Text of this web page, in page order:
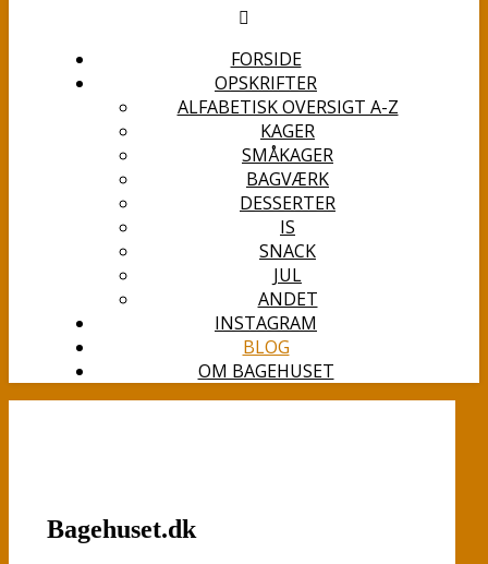
FORSIDE
OPSKRIFTER
ALFABETISK OVERSIGT A-Z
KAGER
SMÅKAGER
BAGVÆRK
DESSERTER
IS
SNACK
JUL
ANDET
INSTAGRAM
BLOG
OM BAGEHUSET
Bagehuset.dk